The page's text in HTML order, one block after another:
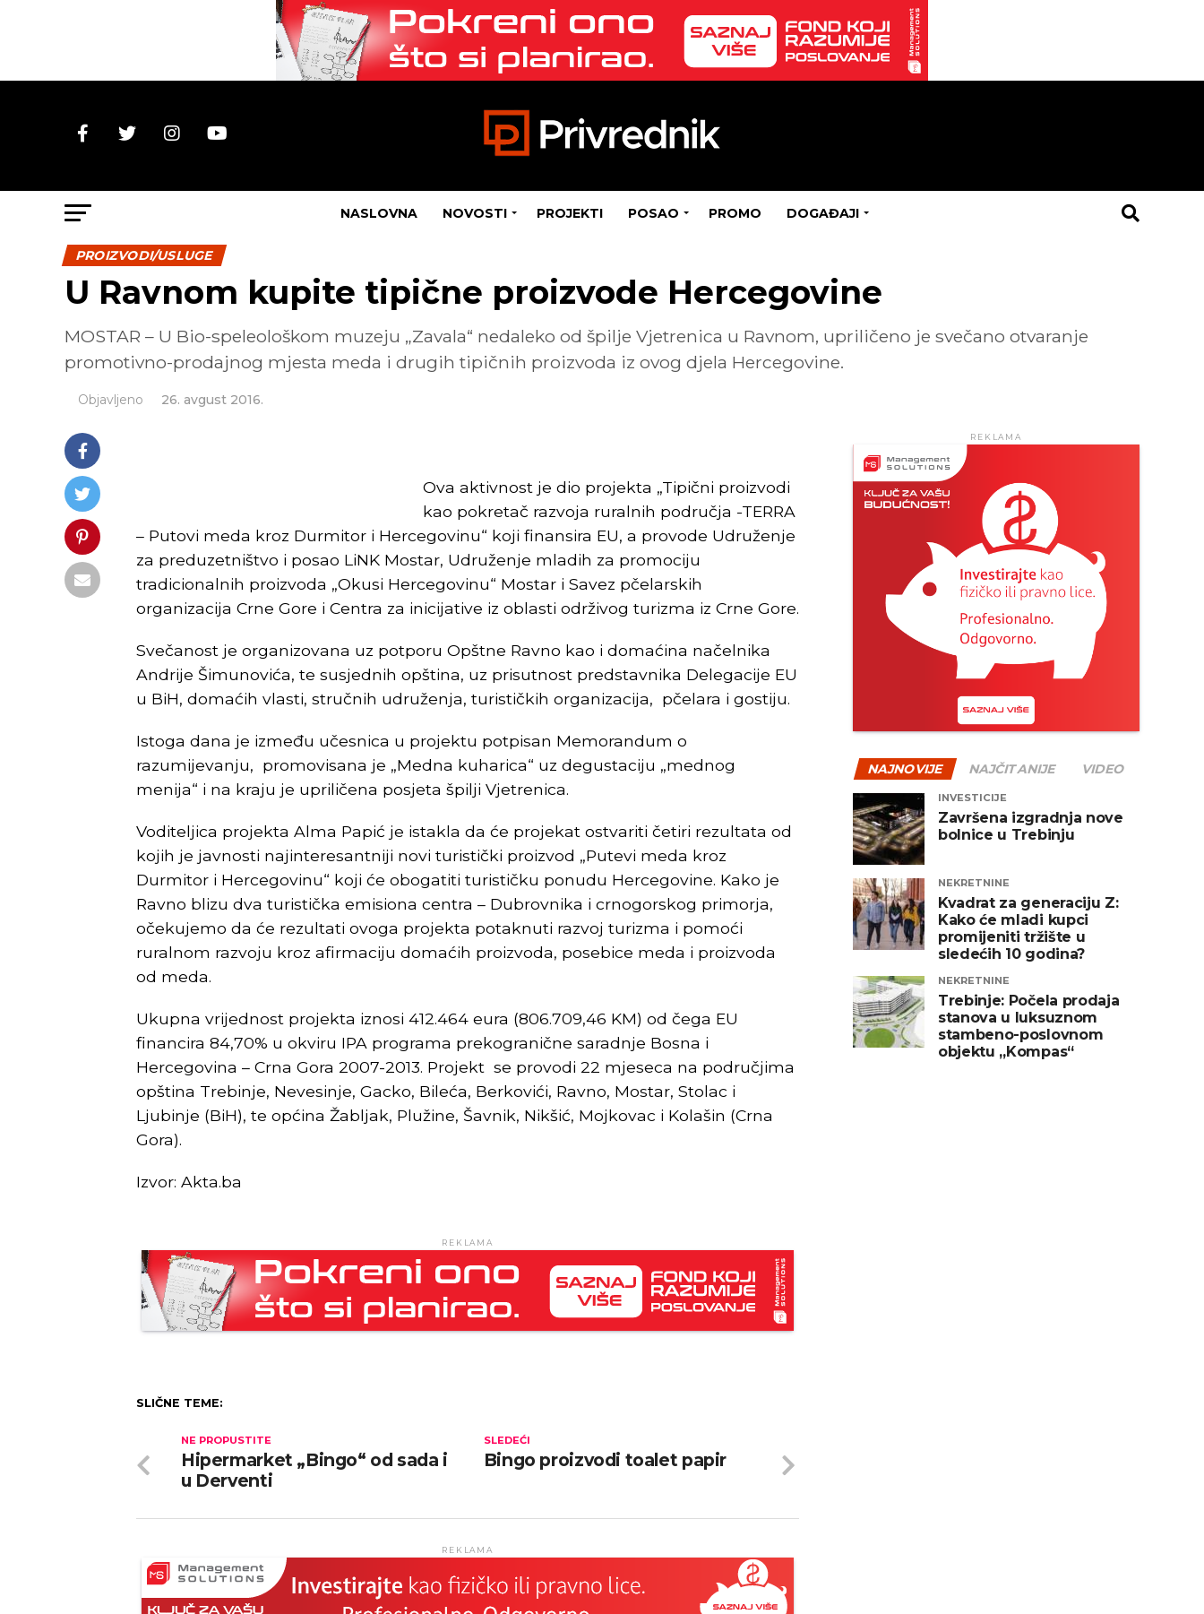
NASLOVNA NOVOSTI PROJEKTI POSAO PROMO DOGAĐAJI
PROIZVODI/USLUGE
U Ravnom kupite tipične proizvode Hercegovine
MOSTAR – U Bio-speleološkom muzeju „Zavala“ nedaleko od špilje Vjetrenica u Ravnom, upriličeno je svečano otvaranje
promotivno-prodajnog mjesta meda i drugih tipičnih proizvoda iz ovog djela Hercegovine.
Objavljeno 26. avgust 2016.
Ova aktivnost je dio projekta „Tipični proizvodi
kao pokretač razvoja ruralnih područja -TERRA
– Putovi meda kroz Durmitor i Hercegovinu“ koji finansira EU, a provode Udruženje
za preduzetništvo i posao LiNK Mostar, Udruženje mladih za promociju
tradicionalnih proizvoda „Okusi Hercegovinu“ Mostar i Savez pčelarskih
organizacija Crne Gore i Centra za inicijative iz oblasti održivog turizma iz Crne Gore.
Svečanost je organizovana uz potporu Opštne Ravno kao i domaćina načelnika
Andrije Šimunovića, te susjednih opština, uz prisutnost predstavnika Delegacije EU
u BiH, domaćih vlasti, stručnih udruženja, turističkih organizacija, pčelara i gostiju.
Istoga dana je između učesnica u projektu potpisan Memorandum o
razumijevanju, promovisana je „Medna kuharica“ uz degustaciju „mednog
menija“ i na kraju je upriličena posjeta špilji Vjetrenica.
Voditeljica projekta Alma Papić je istakla da će projekat ostvariti četiri rezultata od
kojih je javnosti najinteresantniji novi turistički proizvod „Putevi meda kroz
Durmitor i Hercegovinu“ koji će obogatiti turističku ponudu Hercegovine. Kako je
Ravno blizu dva turistička emisiona centra – Dubrovnika i crnogorskog primorja,
očekujemo da će rezultati ovoga projekta potaknuti razvoj turizma i pomoći
ruralnom razvoju kroz afirmaciju domaćih proizvoda, posebice meda i proizvoda
od meda.
Ukupna vrijednost projekta iznosi 412.464 eura (806.709,46 KM) od čega EU
financira 84,70% u okviru IPA programa prekogranične saradnje Bosna i
Hercegovina – Crna Gora 2007-2013. Projekt se provodi 22 mjeseca na područjima
opština Trebinje, Nevesinje, Gacko, Bileća, Berkovići, Ravno, Mostar, Stolac i
Ljubinje (BiH), te općina Žabljak, Plužine, Šavnik, Nikšić, Mojkovac i Kolašin (Crna
Gora).
Izvor: Akta.ba
REKLAMA
SLIČNE TEME:
SLEDEĆI
Bingo proizvodi toalet papir
NE PROPUSTITE
Hipermarket „Bingo“ od sada i
u Derventi
REKLAMA
REKLAMA
NAJNOVIJE NAJČITANIJE VIDEO
INVESTICIJE
Završena izgradnja nove
bolnice u Trebinju
NEKRETNINE
Kvadrat za generaciju Z:
Kako će mladi kupci
promijeniti tržište u
sledećih 10 godina?
NEKRETNINE
Trebinje: Počela prodaja
stanova u luksuznom
stambeno-poslovnom
objektu „Kompas“